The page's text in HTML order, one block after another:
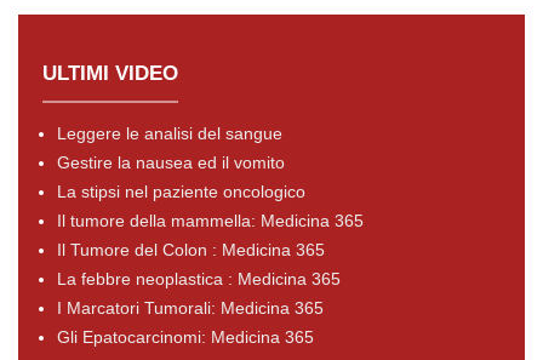
ULTIMI VIDEO
Leggere le analisi del sangue
Gestire la nausea ed il vomito
La stipsi nel paziente oncologico
Il tumore della mammella: Medicina 365
Il Tumore del Colon : Medicina 365
La febbre neoplastica : Medicina 365
I Marcatori Tumorali: Medicina 365
Gli Epatocarcinomi: Medicina 365